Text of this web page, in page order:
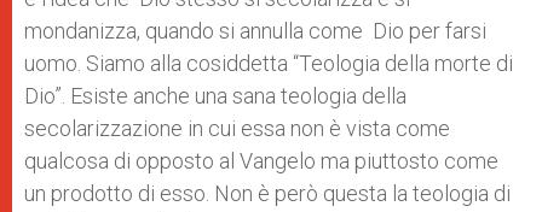
mondanizza, quando si annulla come Dio per farsi
uomo. Siamo alla cosiddetta “Teologia della morte di
Dio”. Esiste anche una sana teologia della
secolarizzazione in cui essa non è vista come
qualcosa di opposto al Vangelo ma piuttosto come
un prodotto di esso. Non è però questa la teologia di